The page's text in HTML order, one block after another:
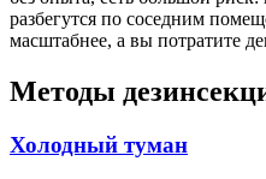
разбегутся по соседним
масштабнее, а вы потратите
Методы
Холодный туман